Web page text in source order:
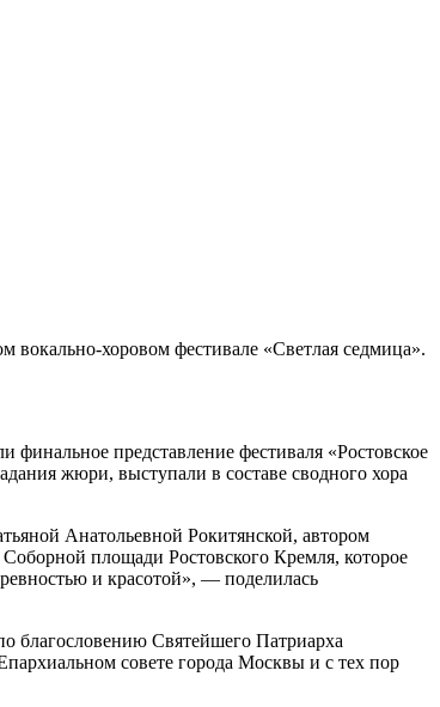
хоровом фестивале «Светлая седмица».
представление фестиваля «Ростовское
жюри, выступали в составе сводного хора
Анатольевной Рокитянской, автором
площади Ростовского Кремля, которое
и красотой», — поделилась
благословению Святейшего Патриарха
совете города Москвы и c тех пор